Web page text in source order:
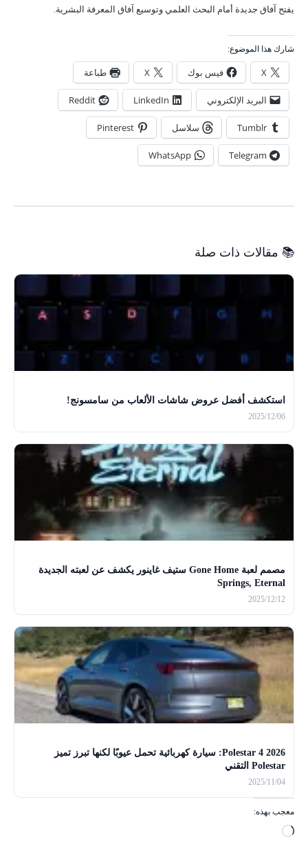
يفتح آفاق جديدة أمام البحث العلمي وتوسيع آفاق المعرفة البشرية.
شارك هذا الموضوع:
X فيس بوك X طباعة
البريد الإلكتروني LinkedIn
Reddit
Tumblr سلاسل Pinterest
Telegram
WhatsApp
📚 مقالات ذات صلة
استكشف أفضل عروض شاشات الألعاب من سامسونج!
2025/12/06
مصمم لعبة Gone Home ستيف غاينور يكشف عن لعبته الجديدة
Springs, Eternal
2025/12/12
Polestar 4 2026: سيارة كهربائية تحمل عيوبًا لكنها تبرز تميز
Polestar التقني
2025/11/04
معجب بهذه:
ج